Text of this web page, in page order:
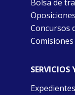
Bolsa de
Oposiciones
Concursos